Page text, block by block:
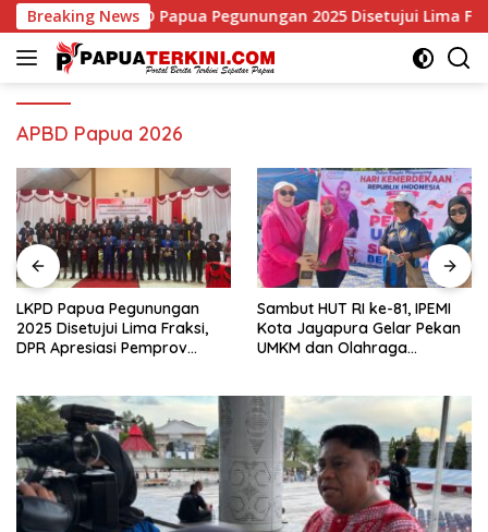
Langsung
ke
konten
Breaking News
Disetujui Lima Fraksi, DPR Apresiasi Pemprov Papua Raih
APBD Papua 2026
Sambut HUT RI ke-81, IPEMI
Kota Jayapura Gelar Pekan
UMKM dan Olahraga
37 Regu PAUD dan TK
Ramaikan Karnaval HUT RI
ke-81 di Biak Numfor